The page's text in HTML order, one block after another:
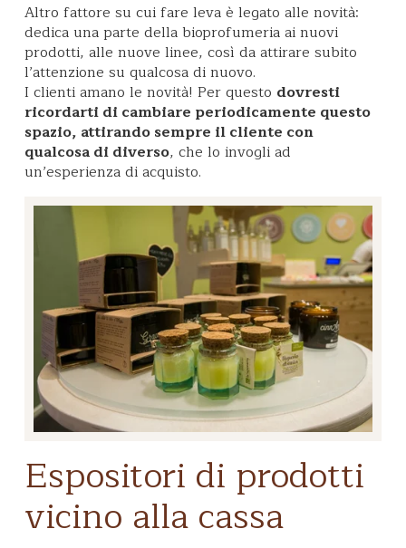
Altro fattore su cui fare leva è legato alle novità:
dedica una parte della bioprofumeria ai nuovi
prodotti, alle nuove linee, così da attirare subito
l’attenzione su qualcosa di nuovo.
I clienti amano le novità! Per questo dovresti
ricordarti di cambiare periodicamente questo
spazio, attirando sempre il cliente con
qualcosa di diverso, che lo invogli ad
un’esperienza di acquisto.
Espositori di prodotti
vicino alla cassa